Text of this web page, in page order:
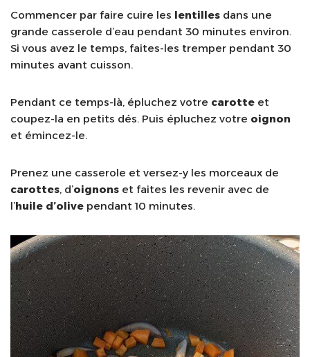
Commencer par faire cuire les lentilles dans une
grande casserole d’eau pendant 30 minutes environ.
Si vous avez le temps, faites-les tremper pendant 30
minutes avant cuisson.
Pendant ce temps-là, épluchez votre carotte et
coupez-la en petits dés. Puis épluchez votre oignon
et émincez-le.
Prenez une casserole et versez-y les morceaux de
carottes, d’oignons et faites les revenir avec de
l’huile d’olive pendant 10 minutes.